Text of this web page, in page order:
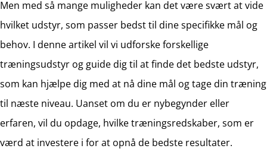
Men med så mange muligheder kan det være svært at vide
hvilket udstyr, som passer bedst til dine specifikke mål og
behov. I denne artikel vil vi udforske forskellige
træningsudstyr og guide dig til at finde det bedste udstyr,
som kan hjælpe dig med at nå dine mål og tage din træning
til næste niveau. Uanset om du er nybegynder eller
erfaren, vil du opdage, hvilke træningsredskaber, som er
værd at investere i for at opnå de bedste resultater.